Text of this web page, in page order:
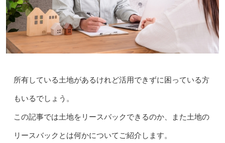
所有している土地があるけれど活用できずに困っている方
もいるでしょう。
この記事では土地をリースバックできるのか、また土地の
リースバックとは何かについてご紹介します。